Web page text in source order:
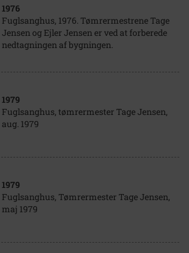
1976
Fuglsanghus, 1976. Tømrermestrene Tage
Jensen og Ejler Jensen er ved at forberede
nedtagningen af bygningen.
1979
Fuglsanghus, tømrermester Tage Jensen,
aug. 1979
1979
Fuglsanghus, Tømrermester Tage Jensen,
maj 1979